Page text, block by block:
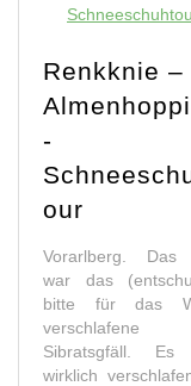
Renkknie –
-
our
Vorarlberg. Das
war das
bitte für das
verschlafene
Sibratsgfäll. Es
wirklich